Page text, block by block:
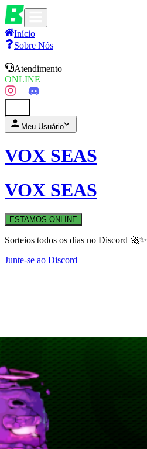
Início
Sobre Nós
Atendimento
ONLINE
Meu Usuário
VOX SEAS
VOX SEAS
ESTAMOS ONLINE
Sorteios todos os dias no Discord 🚀✨
Junte-se ao Discord